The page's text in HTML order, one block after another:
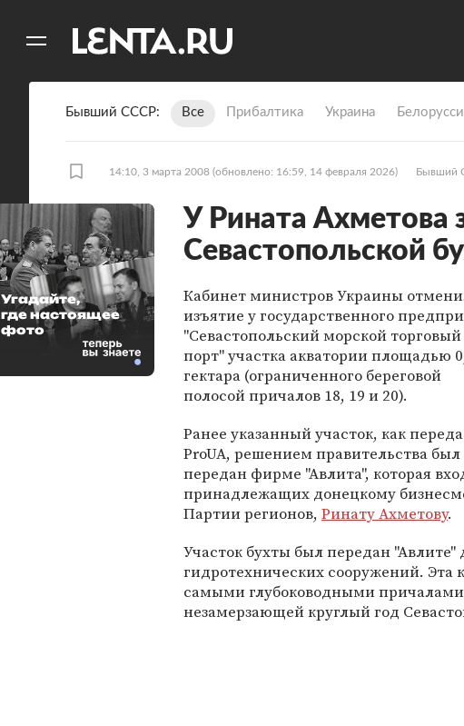
Бывший СССР Все Прибалтика Украина
14:10, 3 марта 2008 (обновлено: 16:59, 14 февраля 2026) Бывший
У Рината Ахметова
Севастопольской
Кабинет министров Украины
изъятие у государственного
"Севастопольский морской торговый
порт" участка акватории площадью
гектара (ограниченного береговой
полосой причалов 18, 19 и 20).
Ранее указанный участок, как
ProUA, решением правительства был
передан фирме "Авлита", которая
принадлежащих донецкому
Партии регионов, Ринату Ахметову.
Участок бухты был передан
гидротехнических сооружений. Эта
самыми глубоководными
незамерзающей круглый год
Угадайте,
где настоящее
фото